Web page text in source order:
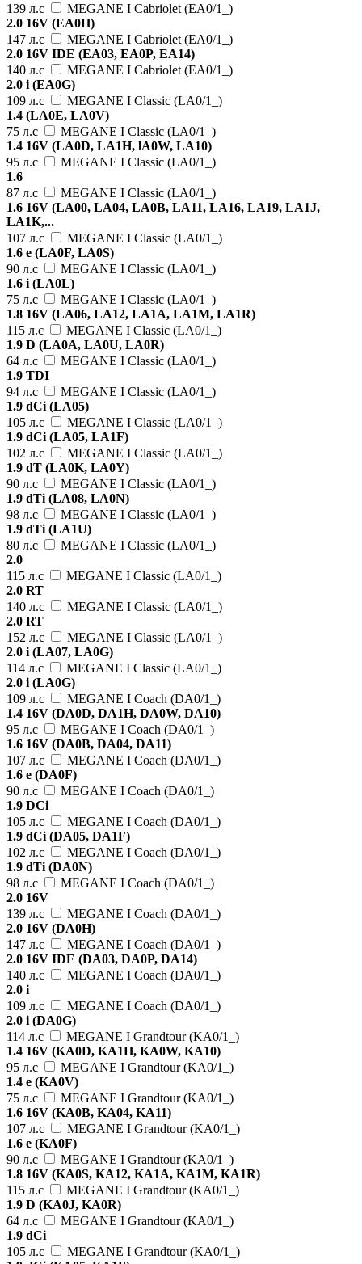
139 л.с
MEGANE I Cabriolet (EA0/1_)
2.0 16V (EA0H)
147 л.с
MEGANE I Cabriolet (EA0/1_)
2.0 16V IDE (EA03, EA0P, EA14)
140 л.с
MEGANE I Cabriolet (EA0/1_)
2.0 i (EA0G)
109 л.с
MEGANE I Classic (LA0/1_)
1.4 (LA0E, LA0V)
75 л.с
MEGANE I Classic (LA0/1_)
1.4 16V (LA0D, LA1H, lA0W, LA10)
95 л.с
MEGANE I Classic (LA0/1_)
1.6
87 л.с
MEGANE I Classic (LA0/1_)
1.6 16V (LA00, LA04, LA0B, LA11, LA16, LA19, LA1J,
LA1K,...
107 л.с
MEGANE I Classic (LA0/1_)
1.6 e (LA0F, LA0S)
90 л.с
MEGANE I Classic (LA0/1_)
1.6 i (LA0L)
75 л.с
MEGANE I Classic (LA0/1_)
1.8 16V (LA06, LA12, LA1A, LA1M, LA1R)
115 л.с
MEGANE I Classic (LA0/1_)
1.9 D (LA0A, LA0U, LA0R)
64 л.с
MEGANE I Classic (LA0/1_)
1.9 TDI
94 л.с
MEGANE I Classic (LA0/1_)
1.9 dCi (LA05)
105 л.с
MEGANE I Classic (LA0/1_)
1.9 dCi (LA05, LA1F)
102 л.с
MEGANE I Classic (LA0/1_)
1.9 dT (LA0K, LA0Y)
90 л.с
MEGANE I Classic (LA0/1_)
1.9 dTi (LA08, LA0N)
98 л.с
MEGANE I Classic (LA0/1_)
1.9 dTi (LA1U)
80 л.с
MEGANE I Classic (LA0/1_)
2.0
115 л.с
MEGANE I Classic (LA0/1_)
2.0 RT
140 л.с
MEGANE I Classic (LA0/1_)
2.0 RT
152 л.с
MEGANE I Classic (LA0/1_)
2.0 i (LA07, LA0G)
114 л.с
MEGANE I Classic (LA0/1_)
2.0 i (LA0G)
109 л.с
MEGANE I Coach (DA0/1_)
1.4 16V (DA0D, DA1H, DA0W, DA10)
95 л.с
MEGANE I Coach (DA0/1_)
1.6 16V (DA0B, DA04, DA11)
107 л.с
MEGANE I Coach (DA0/1_)
1.6 e (DA0F)
90 л.с
MEGANE I Coach (DA0/1_)
1.9 DCi
105 л.с
MEGANE I Coach (DA0/1_)
1.9 dCi (DA05, DA1F)
102 л.с
MEGANE I Coach (DA0/1_)
1.9 dTi (DA0N)
98 л.с
MEGANE I Coach (DA0/1_)
2.0 16V
139 л.с
MEGANE I Coach (DA0/1_)
2.0 16V (DA0H)
147 л.с
MEGANE I Coach (DA0/1_)
2.0 16V IDE (DA03, DA0P, DA14)
140 л.с
MEGANE I Coach (DA0/1_)
2.0 i
109 л.с
MEGANE I Coach (DA0/1_)
2.0 i (DA0G)
114 л.с
MEGANE I Grandtour (KA0/1_)
1.4 16V (KA0D, KA1H, KA0W, KA10)
95 л.с
MEGANE I Grandtour (KA0/1_)
1.4 e (KA0V)
75 л.с
MEGANE I Grandtour (KA0/1_)
1.6 16V (KA0B, KA04, KA11)
107 л.с
MEGANE I Grandtour (KA0/1_)
1.6 e (KA0F)
90 л.с
MEGANE I Grandtour (KA0/1_)
1.8 16V (KA0S, KA12, KA1A, KA1M, KA1R)
115 л.с
MEGANE I Grandtour (KA0/1_)
1.9 D (KA0J, KA0R)
64 л.с
MEGANE I Grandtour (KA0/1_)
1.9 dCi
105 л.с
MEGANE I Grandtour (KA0/1_)